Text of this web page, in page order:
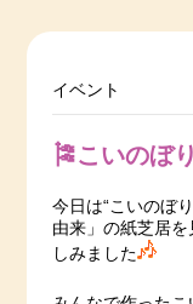
イベント
🎏こいのぼ
今日は“こいのぼ
由来」の紙芝居
しみました